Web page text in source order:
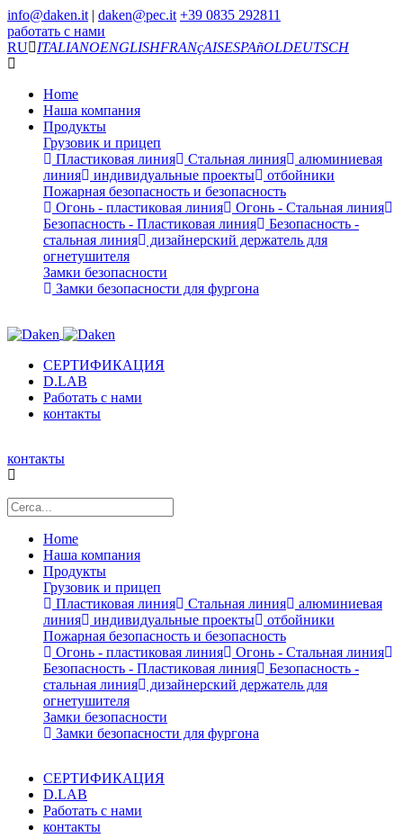
info@daken.it | daken@pec.it +39 0835 292811
работать с нами
RU
ITALIANOENGLISHFRANçAISESPAñOLDEUTSCH
Home
Наша компания
Продукты
Грузовик и прицеп
Пластиковая линия
Стальная линия
алюминиевая
линия
индивидуальные проекты
отбойники
Пожарная безопасность и безопасность
Огонь - пластиковая линия
Огонь - Стальная линия
Безопасность - Пластиковая линия
Безопасность -
стальная линия
дизайнерский держатель для
огнетушителя
Замки безопасности
Замки безопасности для фургона
СЕРТИФИКАЦИЯ
D.LAB
Работать с нами
контакты
контакты
Home
Наша компания
Продукты
Грузовик и прицеп
Пластиковая линия
Стальная линия
алюминиевая
линия
индивидуальные проекты
отбойники
Пожарная безопасность и безопасность
Огонь - пластиковая линия
Огонь - Стальная линия
Безопасность - Пластиковая линия
Безопасность -
стальная линия
дизайнерский держатель для
огнетушителя
Замки безопасности
Замки безопасности для фургона
СЕРТИФИКАЦИЯ
D.LAB
Работать с нами
контакты